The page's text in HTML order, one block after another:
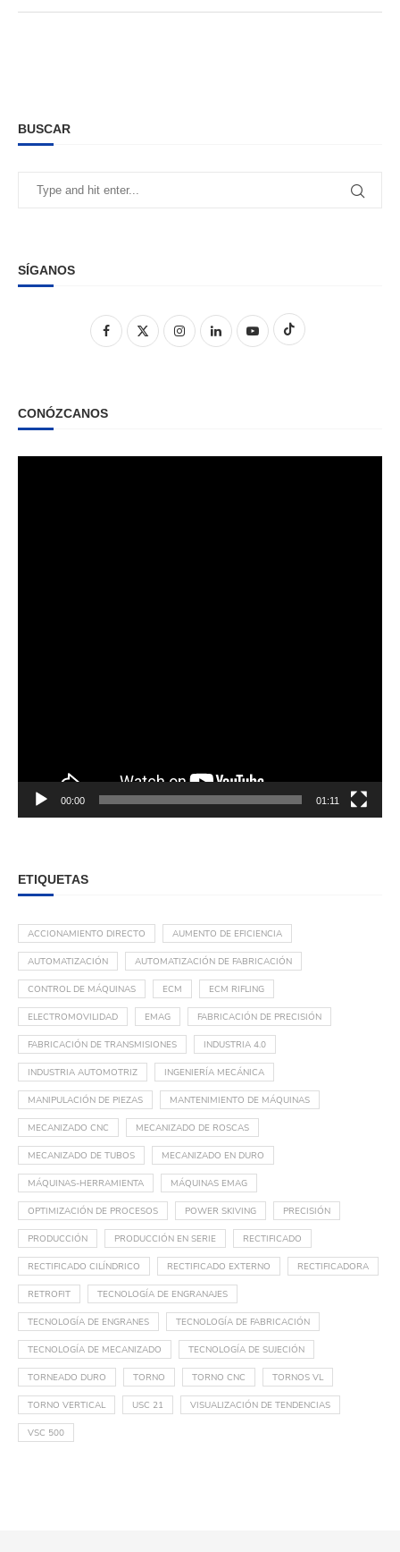
BUSCAR
SÍGANOS
CONÓZCANOS
00:00 01:11
ETIQUETAS
ACCIONAMIENTO DIRECTO AUMENTO DE EFICIENCIA
AUTOMATIZACIÓN AUTOMATIZACIÓN DE FABRICACIÓN
CONTROL DE MÁQUINAS ECM ECM RIFLING
ELECTROMOVILIDAD EMAG FABRICACIÓN DE PRECISIÓN
FABRICACIÓN DE TRANSMISIONES INDUSTRIA 4.0
INDUSTRIA AUTOMOTRIZ INGENIERÍA MECÁNICA
MANIPULACIÓN DE PIEZAS MANTENIMIENTO DE MÁQUINAS
MECANIZADO CNC MECANIZADO DE ROSCAS
MECANIZADO DE TUBOS MECANIZADO EN DURO
MÁQUINAS-HERRAMIENTA MÁQUINAS EMAG
OPTIMIZACIÓN DE PROCESOS POWER SKIVING PRECISIÓN
PRODUCCIÓN PRODUCCIÓN EN SERIE RECTIFICADO
RECTIFICADO CILÍNDRICO RECTIFICADO EXTERNO RECTIFICADORA
RETROFIT TECNOLOGÍA DE ENGRANAJES
TECNOLOGÍA DE ENGRANES TECNOLOGÍA DE FABRICACIÓN
TECNOLOGÍA DE MECANIZADO TECNOLOGÍA DE SUJECIÓN
TORNEADO DURO TORNO TORNO CNC TORNOS VL
TORNO VERTICAL USC 21 VISUALIZACIÓN DE TENDENCIAS
VSC 500